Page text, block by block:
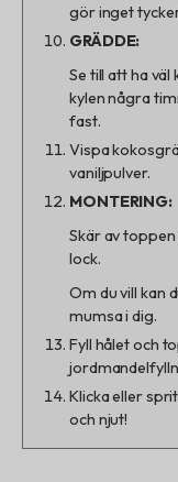
gör inget
GRÄDDE:
Se till att ha
kylen några
fast.
Vispa
vaniljpulver.
MONTERING:
Skär av
lock.
Om du vill kan
mumsa i dig.
Fyll hålet och
Klicka eller
och njut!